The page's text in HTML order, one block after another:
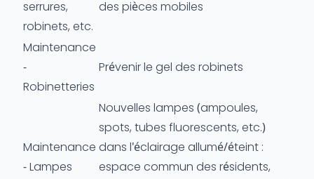
serrures,
robinets, etc.
des pièces mobiles
Maintenance
-
Robinetteries
Prévenir le gel des robinets
Maintenance
- Lampes
Nouvelles lampes (ampoules,
spots, tubes fluorescents, etc.)
dans l'éclairage allumé/éteint :
espace commun des résidents,